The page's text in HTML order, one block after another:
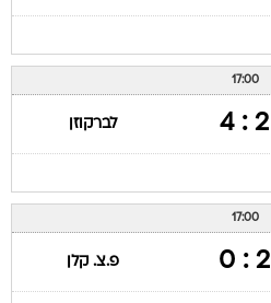
17:00
2 : 4 לברקוזן
17:00
2 : 0 פ.צ. קלן